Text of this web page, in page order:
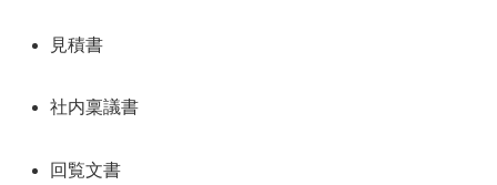
見積書
社内稟議書
回覧文書